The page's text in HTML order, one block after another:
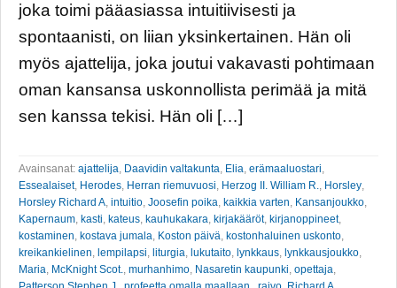
joka toimi pääasiassa intuitiivisesti ja
spontaanisti, on liian yksinkertainen. Hän oli
myös ajattelija, joka joutui vakavasti pohtimaan
oman kansansa uskonnollista perimää ja mitä
sen kanssa tekisi. Hän oli […]
Avainsanat: ajattelija Daavidin valtakunta Elia erämaaluostari
Essealaiset, Herodes Herran riemuvuosi Herzog II. William R. Horsley
Horsley Richard A intuitio Joosefin poika kaikkia varten Kansanjoukko
Kapernaum kasti kateus kauhukakara kirjakääröt, kirjanoppineet,
kostaminen kostava jumala Koston päivä kostonhaluinen uskonto
kreikankielinen lempilapsi liturgia lukutaito lynkkaus lynkkausjoukko
Maria McKnight Scot. murhanhimo Nasaretin kaupunki opettaja